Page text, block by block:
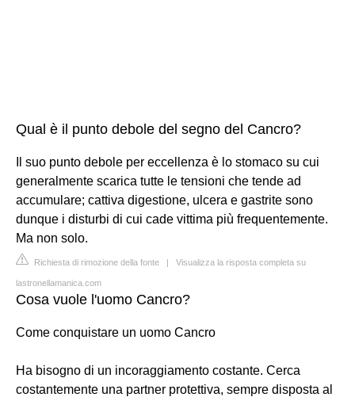
Qual è il punto debole del segno del Cancro?
Il suo punto debole per eccellenza è lo stomaco su cui
generalmente scarica tutte le tensioni che tende ad
accumulare; cattiva digestione, ulcera e gastrite sono
dunque i disturbi di cui cade vittima più frequentemente.
Ma non solo.
Richiesta di rimozione della fonte | Visualizza la risposta completa su
lastronellamanica.com
Cosa vuole l'uomo Cancro?
Come conquistare un uomo Cancro
Ha bisogno di un incoraggiamento costante. Cerca
costantemente una partner protettiva, sempre disposta al